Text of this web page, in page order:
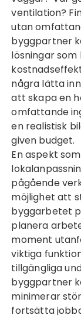
ventilation?
utan
byggpartner
lösningar
några lätta
att skapa en
omfattande
en realistisk
given budget.
En aspekt
pågående
möjlighet att
byggarbetet
planera
moment
viktiga
tillgängliga
byggpartner
minimerar
fortsätta